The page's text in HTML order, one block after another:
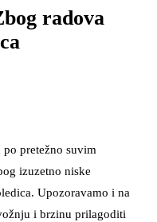
radova
po pretežno suvim
izuzetno niske
Upozoravamo i na
i brzinu prilagoditi